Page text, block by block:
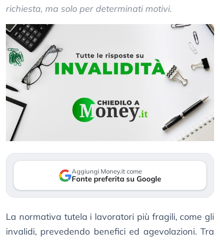
richiesta, ma solo per determinati motivi.
Aggiungi Money.it come
Fonte preferita su Google
La normativa tutela i lavoratori più fragili, come gli
invalidi, prevedendo benefici ed agevolazioni. Tra